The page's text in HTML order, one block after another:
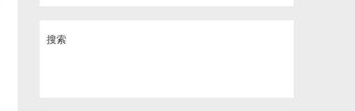
搜索